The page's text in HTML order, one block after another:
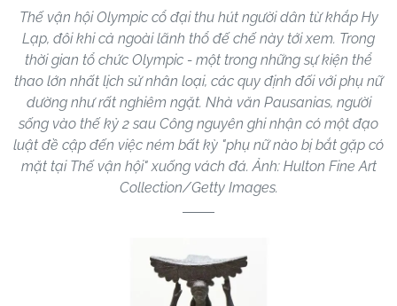
Thế vận hội Olympic cổ đại thu hút người dân từ khắp Hy
Lạp, đôi khi cả ngoài lãnh thổ đế chế này tới xem. Trong
thời gian tổ chức Olympic - một trong những sự kiện thể
thao lớn nhất lịch sử nhân loại, các quy định đối với phụ nữ
dường như rất nghiêm ngặt. Nhà văn Pausanias, người
sống vào thế kỷ 2 sau Công nguyên ghi nhận có một đạo
luật đề cập đến việc ném bất kỳ "phụ nữ nào bị bắt gặp có
mặt tại Thế vận hội" xuống vách đá. Ảnh: Hulton Fine Art
Collection/Getty Images.